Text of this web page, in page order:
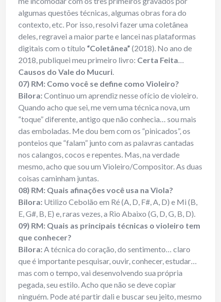
algumas questões técnicas, algumas obras fora do
contexto, etc. Por isso, resolvi fazer uma coletânea
deles, regravei a maior parte e lancei nas plataformas
digitais com o título “Coletânea” (2018). No ano de
2018, publiquei meu primeiro livro: Certa Feita…
Causos do Vale do Mucuri.
07) RM: Como você se define como Violeiro?
Bilora:Continuo um aprendiz nesse ofício de violeiro.
Quando acho que sei, me vem uma técnica nova, um
“toque” diferente, antigo que não conhecia… sou mais
das emboladas. Me dou bem com os “pinicados”, os
ponteios que “falam” junto com as palavras cantadas
nos calangos, cocos e repentes. Mas, na verdade
mesmo, acho que sou um Violeiro/Compositor. As duas
coisas caminham juntas.
08) RM: Quais afinações você usa na Viola?
Bilora: Utilizo Cebolão em Ré (A, D, F#, A, D) e Mi (B,
E, G#, B, E) e, raras vezes, a Rio Abaixo (G, D, G, B, D).
09) RM: Quais as principais técnicas o violeiro tem
que conhecer?
Bilora:A técnica do coração, do sentimento… claro
que é importante pesquisar, ouvir, conhecer, estudar…
mas com o tempo, vai desenvolvendo sua própria
pegada, seu estilo. Acho que não se deve copiar
ninguém. Pode até partir dali e buscar seu jeito, mesmo